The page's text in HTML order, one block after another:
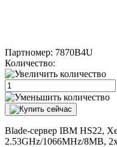
Партномер: 7870B4U
Количество:
Blade-сервер IBM HS22,
2.53GHz/1066MHz/8MB,